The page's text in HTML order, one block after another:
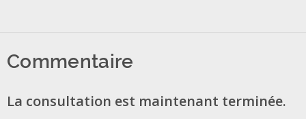
Commentaire
La consultation est maintenant terminée.